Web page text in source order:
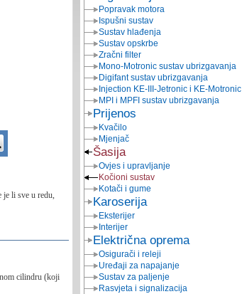
je li sve u redu,
cilindru (koji
Popravak motora
Ispušni sustav
Sustav hlađenja
Sustav opskrbe
Zračni filter
Mono-Motronic sustav ubrizgavanja
Digifant sustav ubrizgavanja
Injection KE-III-Jetronic i KE-Motronic
MPI i MPFI sustav ubrizgavanja
Prijenos
Kvačilo
Mjenjač
Šasija
Ovjes i upravljanje
Kočioni sustav
Kotači i gume
Karoserija
Eksterijer
Interijer
Električna oprema
Osigurači i releji
Uređaji za napajanje
Sustav za paljenje
Rasvjeta i signalizacija